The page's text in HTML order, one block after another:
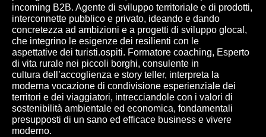
incoming B2B. Agente di sviluppo territoriale e di prodotti,
interconnette pubblico e privato, ideando e dando
concretezza ad ambizioni e a progetti di sviluppo glocal,
che integrino le esigenze dei resilienti con le
aspettative dei turisti.ospiti. Formatore coaching, Esperto
di vita rurale nei piccoli borghi, consulente in
cultura dell’accoglienza e story teller, interpreta la
moderna vocazione di condivisione esperienziale dei
territori e dei viaggiatori, intrecciandole con i valori di
sostenibilità ambientale ed economica, fondamentali
presupposti di un sano ed efficace business e vivere
moderno.